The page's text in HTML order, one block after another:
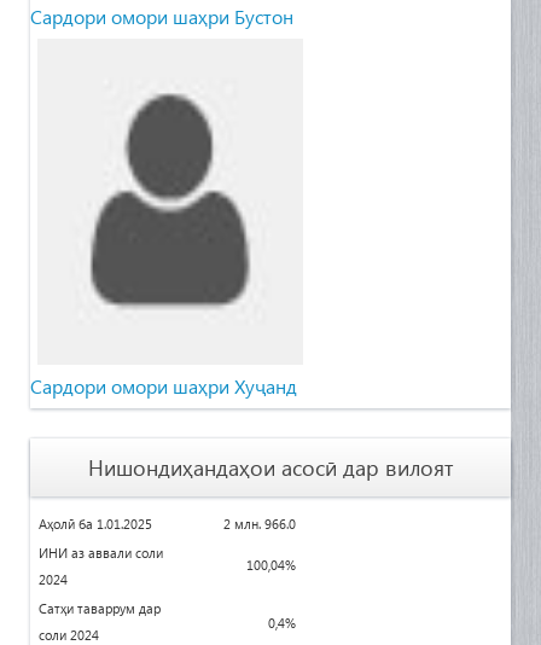
Сардори омори шаҳри Бустон
Сардори омори шаҳри Хуҷанд
Нишондиҳандаҳои асосӣ дар вилоят
Аҳолӣ ба 1.01.2025
2 млн. 966.0
ИНИ аз аввали соли
2024
100,04%
Сатҳи таваррум дар
соли 2024
0,4%